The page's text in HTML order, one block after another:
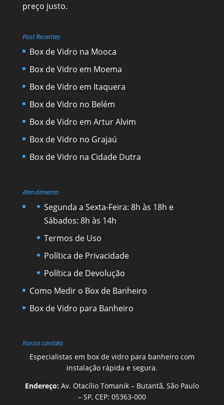
preço justo.
Post Recentes
Box de Vidro na Mooca
Box de Vidro em Moema
Box de Vidro em Itaquera
Box de Vidro no Belém
Box de Vidro em Artur Alvim
Box de Vidro no Grajaú
Box de Vidro na Cidade Dutra
Atendimento
Segunda a Sexta-Feira: 8h às 18h e
Sábados: 8h às 14h
Termos de Uso
Política de Privacidade
Política de Devolução
Como Medir o Box de Banheiro
Box de Vidro para Banheiro
Nosso contato
Especialistas em box de vidro para banheiro com
instalação rápida e segura.
Endereço:Av. Otacílio Tomanik – Butantã, São Paulo
– SP, CEP: 05363-000